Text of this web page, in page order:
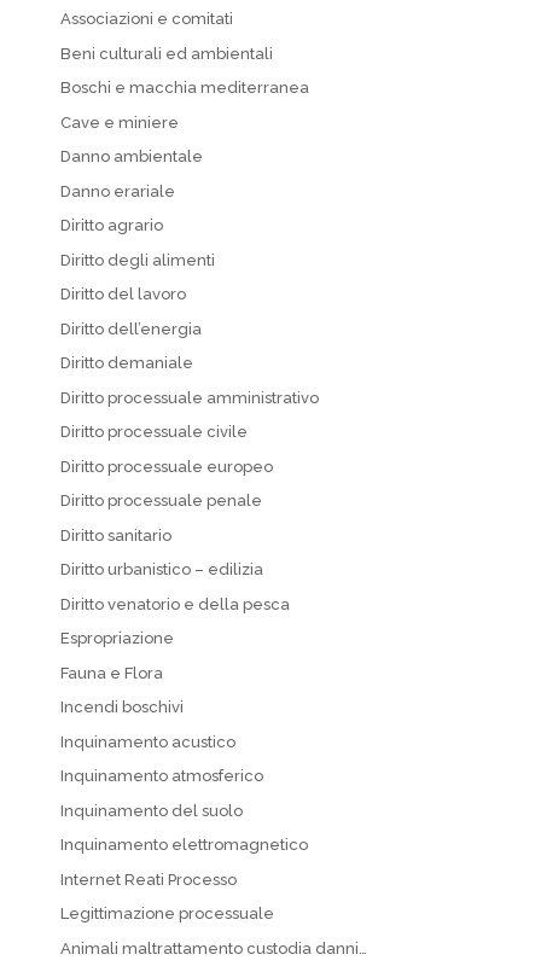
Associazioni e comitati
Beni culturali ed ambientali
Boschi e macchia mediterranea
Cave e miniere
Danno ambientale
Danno erariale
Diritto agrario
Diritto degli alimenti
Diritto del lavoro
Diritto dell’energia
Diritto demaniale
Diritto processuale amministrativo
Diritto processuale civile
Diritto processuale europeo
Diritto processuale penale
Diritto sanitario
Diritto urbanistico – edilizia
Diritto venatorio e della pesca
Espropriazione
Fauna e Flora
Incendi boschivi
Inquinamento acustico
Inquinamento atmosferico
Inquinamento del suolo
Inquinamento elettromagnetico
Internet Reati Processo
Legittimazione processuale
Animali maltrattamento custodia danni…